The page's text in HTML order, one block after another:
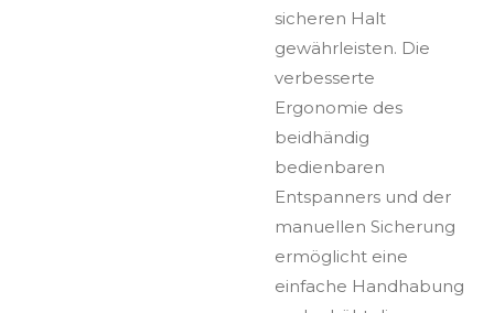
sicheren Halt
gewährleisten. Die
verbesserte
Ergonomie des
beidhändig
bedienbaren
Entspanners und der
manuellen Sicherung
ermöglicht eine
einfache Handhabung